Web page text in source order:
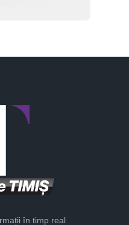
în timp real